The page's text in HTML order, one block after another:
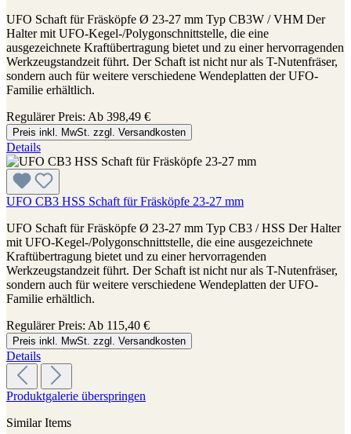
UFO Schaft für Fräsköpfe Ø 23-27 mm Typ CB3W / VHM Der
Halter mit UFO-Kegel-/Polygonschnittstelle, die eine
ausgezeichnete Kraftübertragung bietet und zu einer hervorragenden
Werkzeugstandzeit führt. Der Schaft ist nicht nur als T-Nutenfräser,
sondern auch für weitere verschiedene Wendeplatten der UFO-
Familie erhältlich.
Regulärer Preis: Ab 398,49 €
Preis inkl. MwSt. zzgl. Versandkosten
Details
UFO CB3 HSS Schaft für Fräsköpfe 23-27 mm
UFO Schaft für Fräsköpfe Ø 23-27 mm Typ CB3 / HSS Der Halter
mit UFO-Kegel-/Polygonschnittstelle, die eine ausgezeichnete
Kraftübertragung bietet und zu einer hervorragenden
Werkzeugstandzeit führt. Der Schaft ist nicht nur als T-Nutenfräser,
sondern auch für weitere verschiedene Wendeplatten der UFO-
Familie erhältlich.
Regulärer Preis: Ab 115,40 €
Preis inkl. MwSt. zzgl. Versandkosten
Details
Produktgalerie überspringen
Similar Items